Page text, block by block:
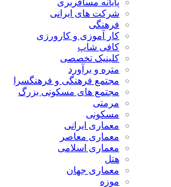
پایانه مسافربری
شرکت های ایرانی
فرهنگی
کار آموزی و کارورزی
کافی شاپ
کلینیک تخصصی
متره و برآورد
مجتمع فرهنگی و فرهنگسرا
مجتمع های مسکونی بزرگ
مرمتی
مسکونی
معماری ایرانی
معماری معاصر
معماری اسلامی
هتل
معماری جهان
موزه